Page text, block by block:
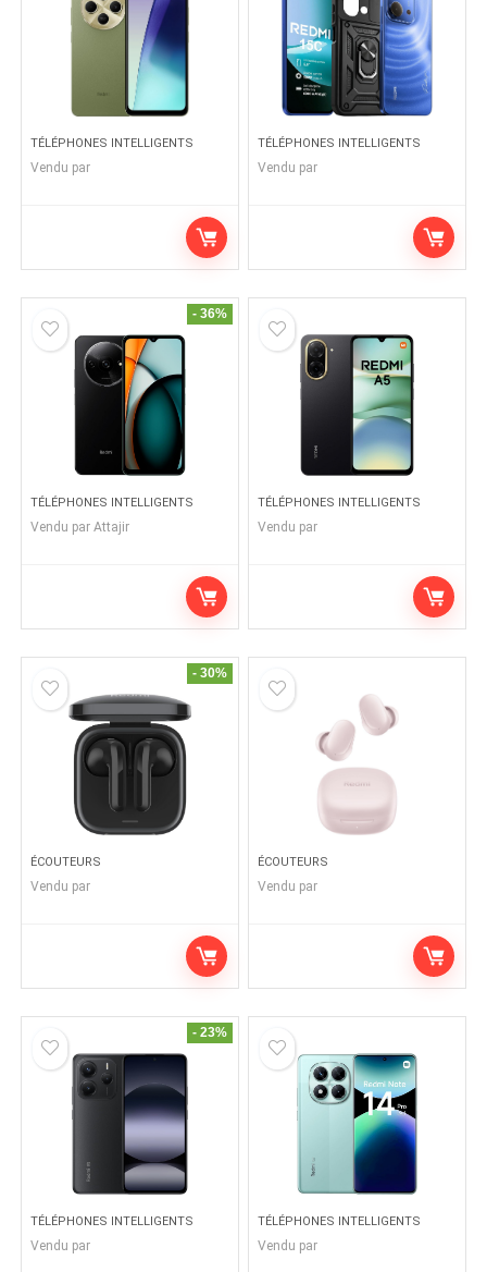
TÉLÉPHONES INTELLIGENTS
Vendu par
TÉLÉPHONES INTELLIGENTS
Vendu par
- 36%
TÉLÉPHONES INTELLIGENTS
Vendu par Attajir
TÉLÉPHONES INTELLIGENTS
Vendu par
- 30%
ÉCOUTEURS
Vendu par
ÉCOUTEURS
Vendu par
- 23%
TÉLÉPHONES INTELLIGENTS
Vendu par
TÉLÉPHONES INTELLIGENTS
Vendu par